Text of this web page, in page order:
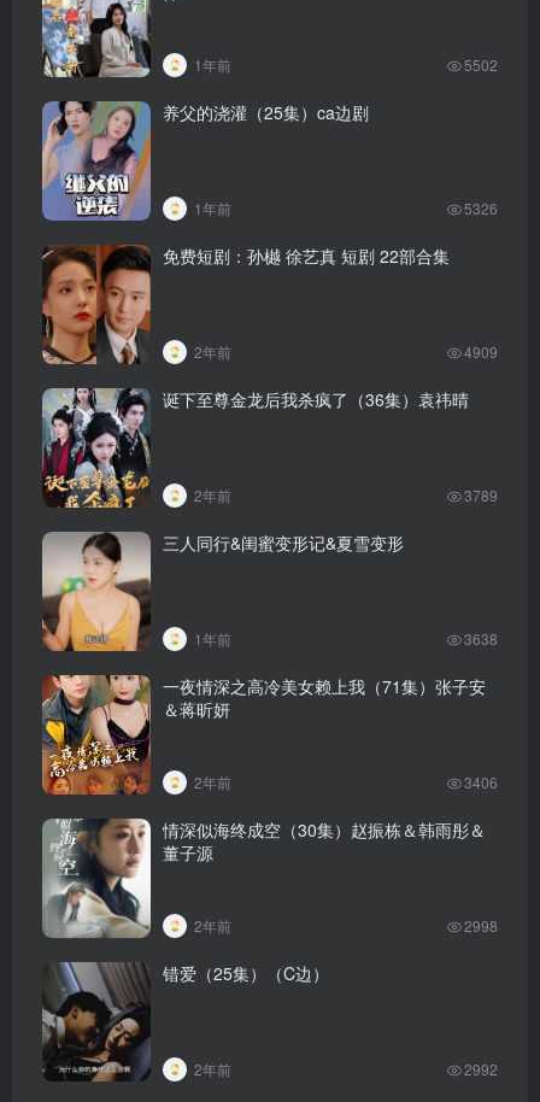
1年前 5502
养父的浇灌（25集）ca边剧
1年前 5326
免费短剧：孙樾 徐艺真 短剧 22部合集
2年前 4909
诞下至尊金龙后我杀疯了（36集）袁祎晴
2年前 3789
三人同行&闺蜜变形记&夏雪变形
1年前 3638
一夜情深之高冷美女赖上我（71集）张子安
＆蒋昕妍
2年前 3406
情深似海终成空（30集）赵振栋＆韩雨彤＆
董子源
2年前 2998
错爱（25集）（C边）
2年前 2992